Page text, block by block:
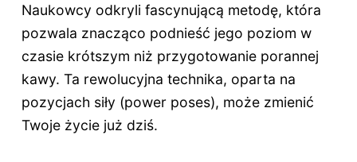
Naukowcy odkryli fascynującą metodę, która
pozwala znacząco podnieść jego poziom w
czasie krótszym niż przygotowanie porannej
kawy. Ta rewolucyjna technika, oparta na
pozycjach siły (power poses), może zmienić
Twoje życie już dziś.